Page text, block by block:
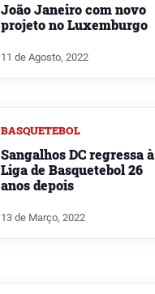
João Janeiro com novo
projeto no Luxemburgo
11 de Agosto, 2022
BASQUETEBOL
Sangalhos DC regressa à
Liga de Basquetebol 26
anos depois
13 de Março, 2022